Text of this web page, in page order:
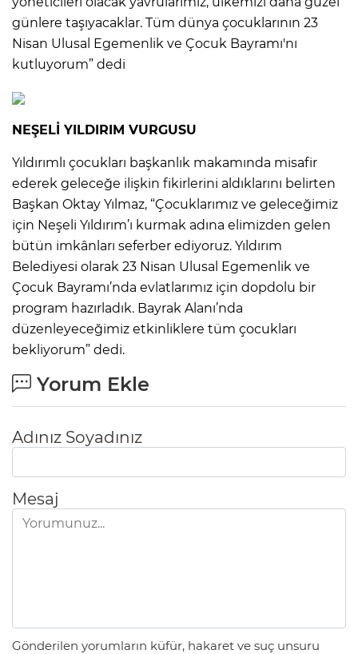
günlere taşıyacaklar. Tüm dünya çocuklarının 23
Nisan Ulusal Egemenlik ve Çocuk Bayramı'nı
kutluyorum” dedi
NEŞELİ YILDIRIM VURGUSU
Yıldırımlı çocukları başkanlık makamında misafir
ederek geleceğe ilişkin fikirlerini aldıklarını belirten
Başkan Oktay Yılmaz, “Çocuklarımız ve geleceğimiz
için Neşeli Yıldırım’ı kurmak adına elimizden gelen
bütün imkânları seferber ediyoruz. Yıldırım
Belediyesi olarak 23 Nisan Ulusal Egemenlik ve
Çocuk Bayramı’nda evlatlarımız için dopdolu bir
program hazırladık. Bayrak Alanı’nda
düzenleyeceğimiz etkinliklere tüm çocukları
bekliyorum” dedi.
Yorum Ekle
Adınız Soyadınız
Mesaj
Gönderilen yorumların küfür, hakaret ve suç unsuru